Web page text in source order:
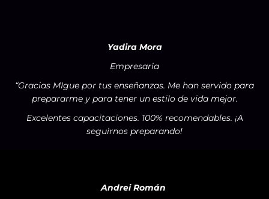
Yadira Mora
Empresaria
“Gracias MIgue por tus enseñanzas. Me han servido para
prepararme y para tener un estilo de vida mejor.
Excelentes capacitaciones. 100% recomendables. ¡A
seguirnos preparando!
Andrei Román